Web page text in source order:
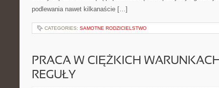
podlewania nawet kilkanaście […]
CATEGORIES: SAMOTNE RODZICIELSTWO
PRACA W CIĘŻKICH
REGUŁY